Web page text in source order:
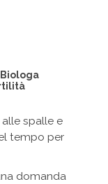
spalle e
tempo per
domanda